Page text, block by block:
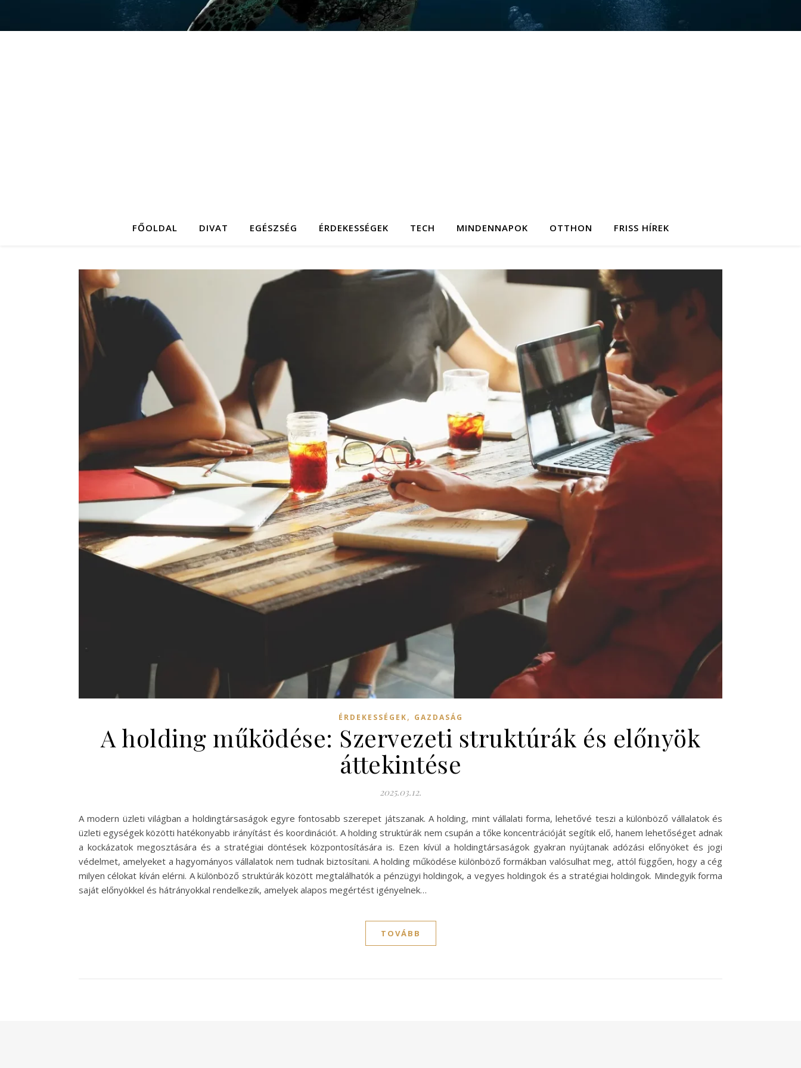
FŐOLDAL DIVAT EGÉSZSÉG ÉRDEKESSÉGEK TECH MINDENNAPOK OTTHON FRISS HÍREK
ÉRDEKESSÉGEK, GAZDASÁG
A holding működése: Szervezeti struktúrák és előnyök
áttekintése
2025.03.12.
A modern üzleti világban a holdingtársaságok egyre fontosabb szerepet játszanak. A holding, mint vállalati forma, lehetővé teszi a különböző vállalatok és
üzleti egységek közötti hatékonyabb irányítást és koordinációt. A holding struktúrák nem csupán a tőke koncentrációját segítik elő, hanem lehetőséget adnak
a kockázatok megosztására és a stratégiai döntések központosítására is. Ezen kívül a holdingtársaságok gyakran nyújtanak adózási előnyöket és jogi
védelmet, amelyeket a hagyományos vállalatok nem tudnak biztosítani. A holding működése különböző formákban valósulhat meg, attól függően, hogy a cég
milyen célokat kíván elérni. A különböző struktúrák között megtalálhatók a pénzügyi holdingok, a vegyes holdingok és a stratégiai holdingok. Mindegyik forma
saját előnyökkel és hátrányokkal rendelkezik, amelyek alapos megértést igényelnek…
TOVÁBB